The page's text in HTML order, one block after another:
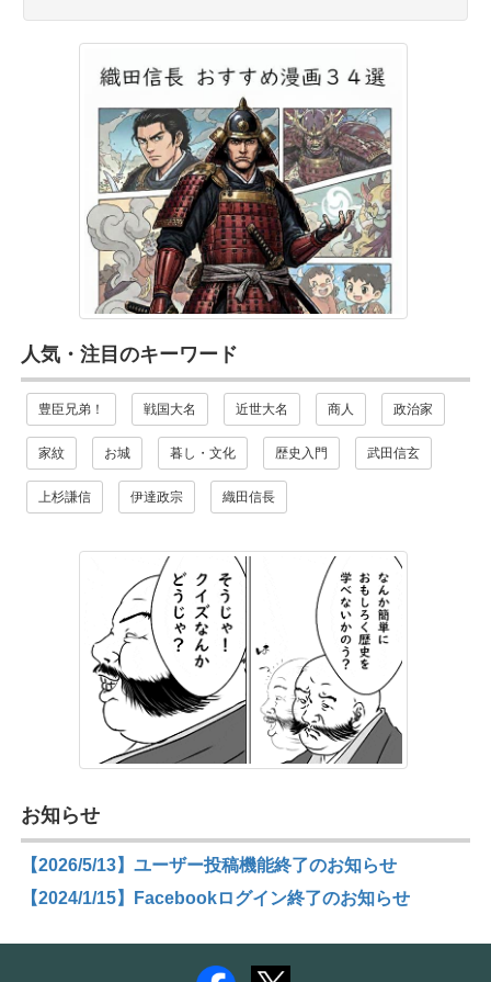
人気・注目のキーワード
豊臣兄弟！ 戦国大名 近世大名 商人 政治家
家紋 お城 暮し・文化 歴史入門 武田信玄
上杉謙信 伊達政宗 織田信長
お知らせ
【2026/5/13】ユーザー投稿機能終了のお知らせ
【2024/1/15】Facebookログイン終了のお知らせ